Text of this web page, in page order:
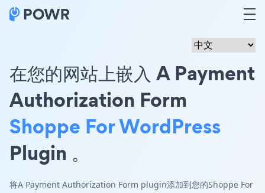
在您的网站上嵌入 A Payment
Authorization Form
Shoppe For WordPress
Plugin 。
将A Payment Authorization Form plugin添加到您的Shoppe For